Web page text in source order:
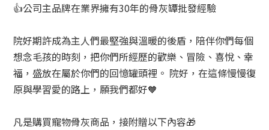
👍公司主品牌在業界擁有30年的骨灰罈批發經驗
院好期許成為主人們最堅強與溫暖的後盾，陪伴你們每個
想念毛孩的時刻，把你們所經歷的歡樂、冒險、喜悅、幸
福，盛放在屬於你們的回憶罐頭裡。 院好，在這條慢慢復
原與學習愛的路上，願我們都好🧡
凡是購買寵物骨灰商品，接附贈以下內容🎁